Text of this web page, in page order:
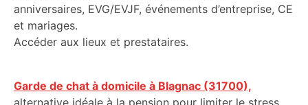
anniversaires, EVG/EVJF, événements d’entreprise, CE
et mariages.
Accéder aux lieux et prestataires.
Garde de chat à domicile à Blagnac (31700),
alternative idéale à la pension pour limiter le stress